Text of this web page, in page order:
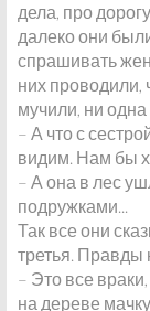
дела, про
далеко они
спрашивать
них проводили,
мучили, ни
– А что с
видим. Нам бы
– А она в лес
подружками...
Так все они
третья. Правды
– Это все
на дереве